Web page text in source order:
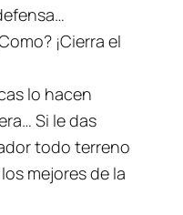
¡Cierra el
lo hacen
Si le das
todo terreno
mejores de la